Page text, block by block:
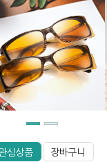
심상품 장바구니
터
0
170-1